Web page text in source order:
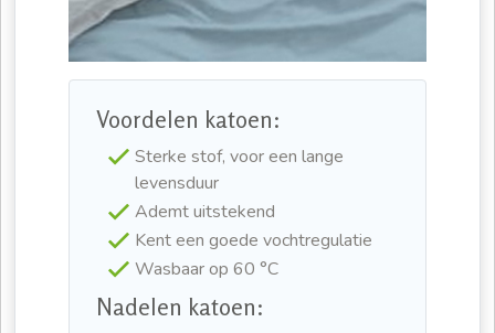
Voordelen katoen:
Sterke stof, voor een lange
levensduur
Ademt uitstekend
Kent een goede vochtregulatie
Wasbaar op 60 °C
Nadelen katoen: